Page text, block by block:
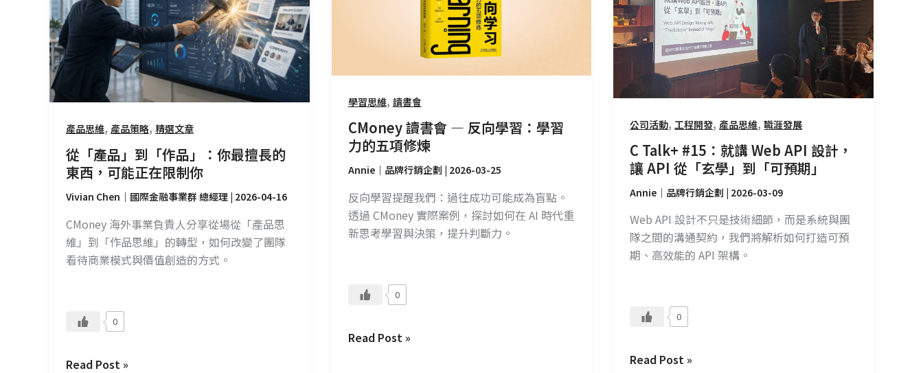
產品思維, 產品策略, 精選文章
從「產品」到「作品」：你最擅長的
東西，可能正在限制你
Vivian Chen｜國際金融事業群 總經理 | 2026-04-16
CMoney 海外事業負責人分享從場從「產品思
維」到「作品思維」的轉型，如何改變了團隊
看待商業模式與價值創造的方式。
0
「作
品」：
你
最
長
東
西，
可
正
在
限
制
Read Post »
學習思維, 讀書會
CMoney 讀書會 — 反向學習：學習
力的五項修煉
Annie｜品牌行銷企劃 | 2026-03-25
反向學習提醒我們：過往成功可能成為盲點。
透過 CMoney 實際案例，探討如何在 AI 時代重
新思考學習與決策，提升判斷力。
0
習：
學
力
的
五
修
煉
Read Post »
公司活動, 工程開發, 產品思維,職涯發展
C Talk+ #15：就講 Web API 設計，
讓 API 從「玄學」到「可預期」
Annie｜品牌行銷企劃 | 2026-03-09
Web API 設計不只是技術細節，而是系統與團
隊之間的溝通契約，我們將解析如何打造可預
期、高效能的 API 架構。
0
講
Web
API
設
計，
讓
從
「玄
學」
到
預
期」
Read Post »